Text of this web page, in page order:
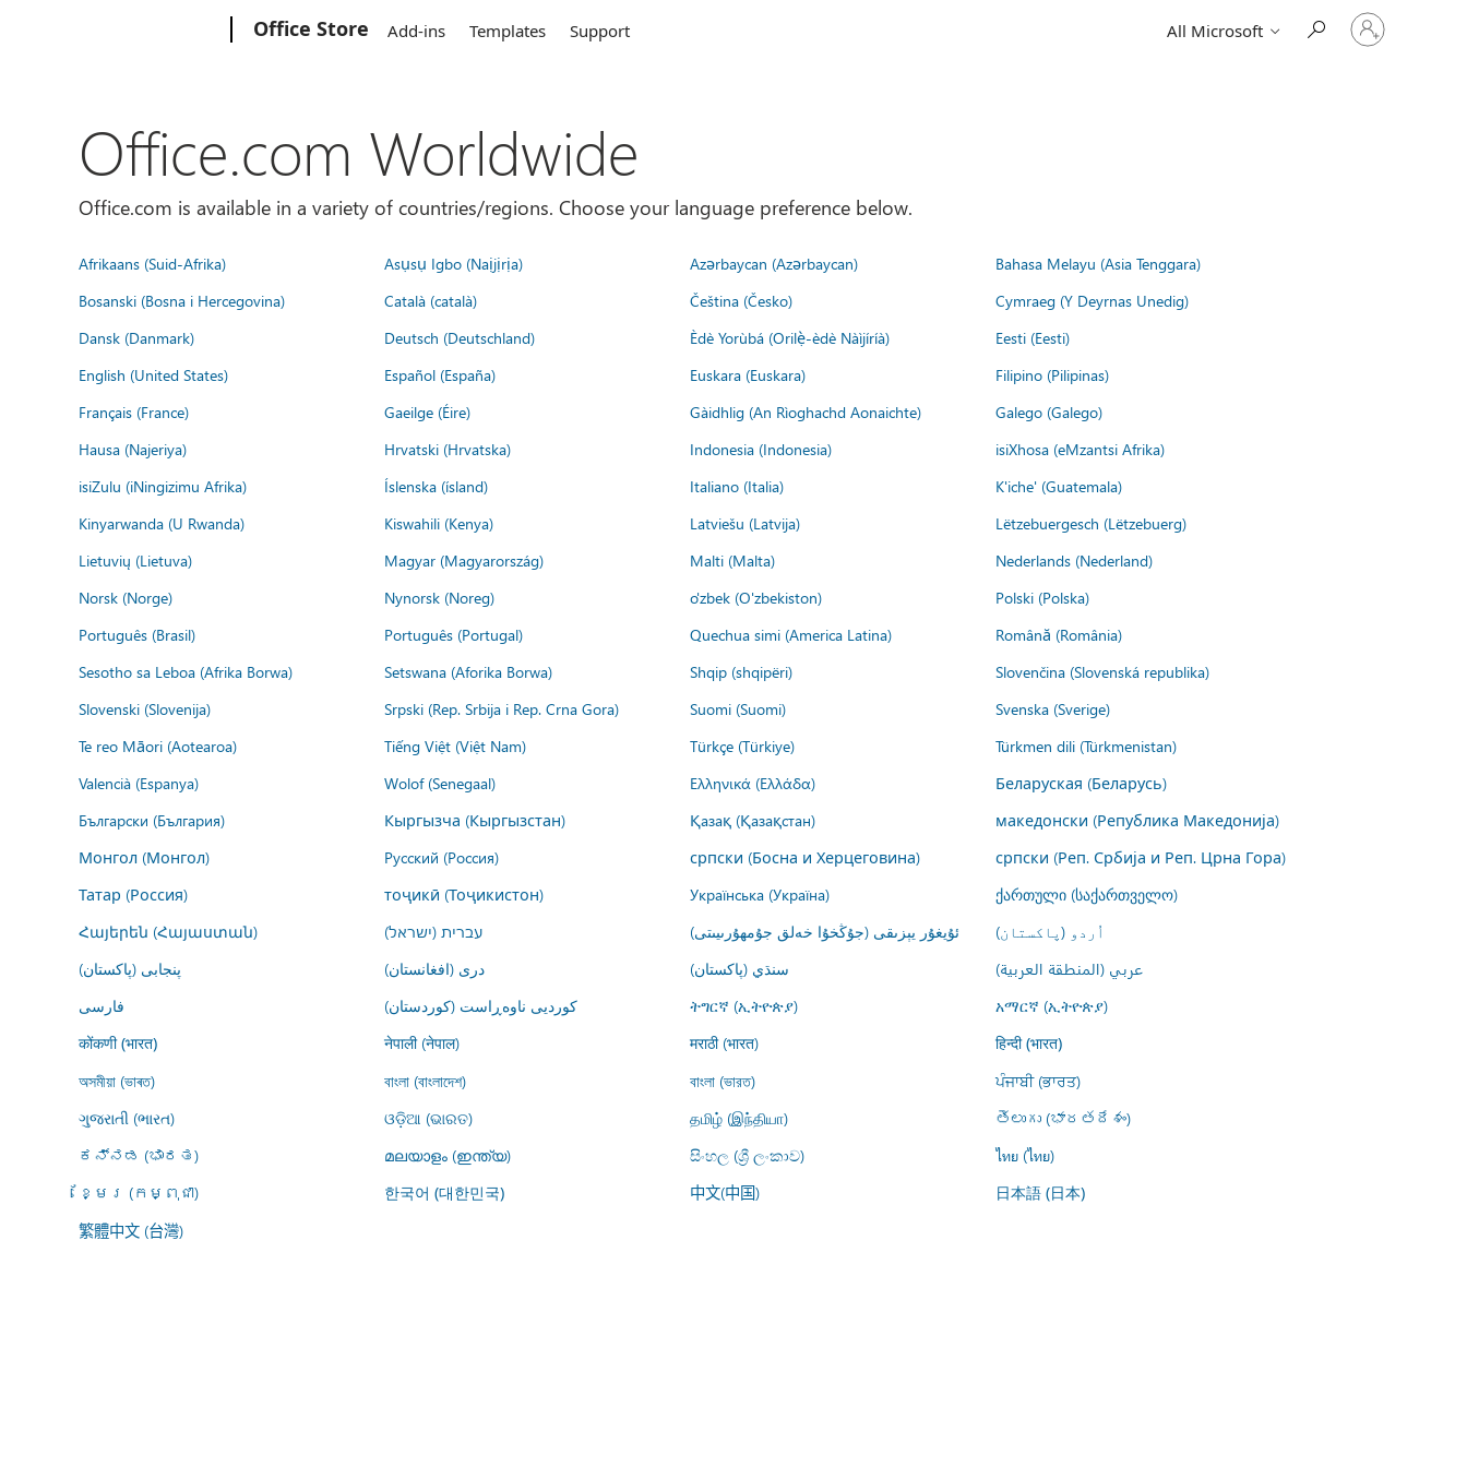
Office Store Add-ins Templates Support All Microsoft
Sign
in
Office.com Worldwide
Office.com is available in a variety of countries/regions. Choose your language preference below.
Afrikaans (Suid-Afrika) Asụsụ Igbo (Naịjịrịa) Azərbaycan (Azərbaycan)
Bahasa Melayu (Asia Tenggara)
Bosanski (Bosna i Hercegovina)
Català (català) Čeština (Česko)
Cymraeg (Y Deyrnas Unedig)
Dansk (Danmark)
Deutsch (Deutschland) Èdè Yorùbá (Orilẹ̀-èdè Nàìjíríà)
Eesti (Eesti)
English (United States)
Español (España) Euskara (Euskara)
Filipino (Pilipinas)
Français (France)
Gaeilge (Éire) Gàidhlig (An Rìoghachd Aonaichte)
Galego (Galego)
Hausa (Najeriya)
Hrvatski (Hrvatska) Indonesia (Indonesia)
isiXhosa (eMzantsi Afrika)
isiZulu (iNingizimu Afrika)
Íslenska (ísland) Italiano (Italia)
K'iche' (Guatemala)
Kinyarwanda (U Rwanda)
Kiswahili (Kenya) Latviešu (Latvija)
Lëtzebuergesch (Lëtzebuerg)
Lietuvių (Lietuva)
Magyar (Magyarország) Malti (Malta)
Nederlands (Nederland)
Norsk (Norge)
Nynorsk (Noreg) o'zbek (O'zbekiston)
Polski (Polska)
Português (Brasil)
Português (Portugal) Quechua simi (America Latina)
Română (România)
Sesotho sa Leboa (Afrika Borwa)
Setswana (Aforika Borwa) Shqip (shqipëri)
Slovenčina (Slovenská republika)
Slovenski (Slovenija)
Srpski (Rep. Srbija i Rep. Crna Gora) Suomi (Suomi)
Svenska (Sverige)
Te reo Māori (Aotearoa)
Tiếng Việt (Việt Nam) Türkçe (Türkiye)
Türkmen dili (Türkmenistan)
Valencià (Espanya)
Wolof (Senegaal) Ελληνικά (Ελλάδα)
Беларуская (Беларусь)
Български (България)
Кыргызча (Кыргызстан) Қазақ (Қазақстан)
македонски (Република Македонија)
Монгол (Монгол)
Русский (Россия) српски (Босна и Херцеговина)
српски (Реп. Србија и Реп. Црна Гора)
Татар (Россия)
тоҷикӣ (Тоҷикистон) Українська (Україна)
ქართული (საქართველო)
Հայերեն (Հայաստան)
עברית (ישראל) ئۇيغۇر يېزىقى (جۇڭخۇا خەلق جۇمھۇرىيىتى)
اُردو (پاکستان)
پنجابی (پاکستان)
درى (افغانستان) سنڌي (پاکستان)
عربي (المنطقة العربية)
فارسى
کوردیی ناوەڕاست (کوردستان) ትግርኛ (ኢትዮጵያ) አማርኛ (ኢትዮጵያ)
कोंकणी (भारत) नेपाली (नेपाल) मराठी (भारत) हिन्दी (भारत)
অসমীয়া (ভাৰত) বাংলা (বাংলাদেশ) বাংলা (ভারত)
ਪੰਜਾਬੀ (ਭਾਰਤ)
ગુજરાતી (ભારત)
ଓଡ଼ିଆ (ଭାରତ) தமிழ் (இந்தியா)
తెలుగు (భారతదేశం)
ಕನ್ನಡ (ಭಾರತ)
മലയാളം (ഇന്ത്യ) සිංහල (ශ්‍රී ලංකාව)
ไทย (ไทย)
ខ្មែរ (កម្ពុជា)
한국어 (대한민국) 中文(中国) 日本語 (日本)
繁體中文 (台灣)